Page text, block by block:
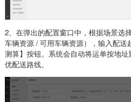
2、在弹出的配置窗口中，根据场景选
车辆资源 / 可用车辆资源），输入配送
测算】按钮。系统会自动将运单按地
优配送路线。